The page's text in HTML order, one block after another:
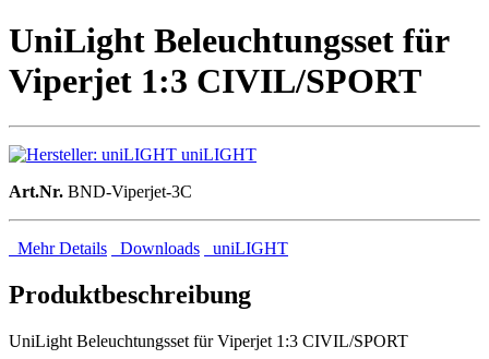
UniLight Beleuchtungsset für
Viperjet 1:3 CIVIL/SPORT
uniLIGHT
Art.Nr. BND-Viperjet-3C
Mehr Details Downloads uniLIGHT
Produktbeschreibung
UniLight Beleuchtungsset für Viperjet 1:3 CIVIL/SPORT